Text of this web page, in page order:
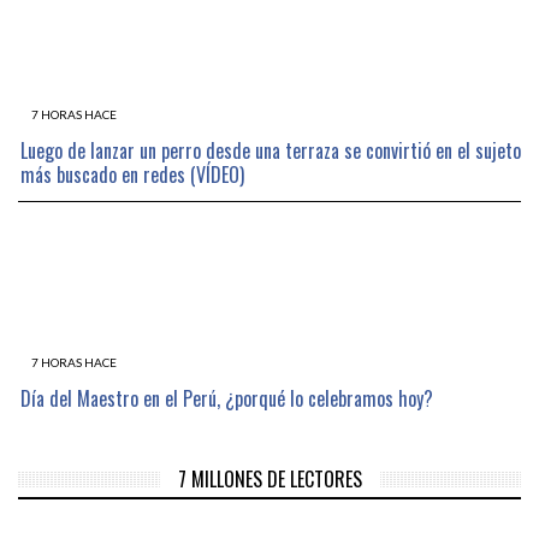
7 HORAS HACE
Luego de lanzar un perro desde una terraza se convirtió en el sujeto
más buscado en redes (VÍDEO)
7 HORAS HACE
Día del Maestro en el Perú, ¿porqué lo celebramos hoy?
7 MILLONES DE LECTORES